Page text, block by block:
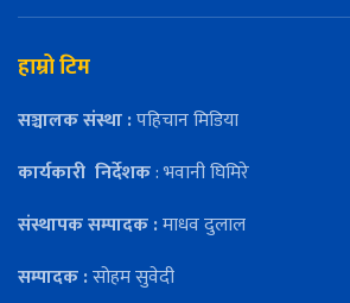
हाम्रो टिम
सञ्चालक संस्था :पहिचान मिडिया
कार्यकारी निर्देशक: भवानी घिमिरे
संस्थापक सम्पादक :माधव दुलाल
सम्पादक :सोहम सुवेदी